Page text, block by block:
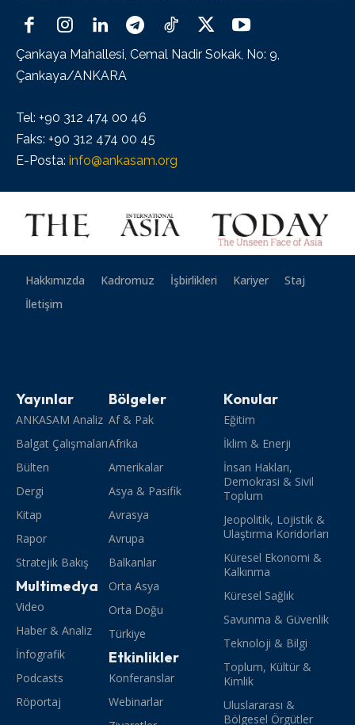
Çankaya Mahallesi, Cemal Nadir Sokak, No: 9,
Çankaya/ANKARA
Tel: +90 312 474 00 46
Faks: +90 312 474 00 45
E-Posta: info@ankasam.org
Hakkımızda Kadromuz İşbirlikleri Kariyer
Staj
İletişim
Yayınlar
ANKASAM Analiz
Balgat Çalışmaları
Bülten
Dergi
Kitap
Rapor
Stratejik Bakış
Multimedya
Video
Haber & Analiz
İnfografik
Podcasts
Röportaj
Bölgeler
Af & Pak
Afrika
Amerikalar
Asya & Pasifik
Avrasya
Avrupa
Balkanlar
Orta Asya
Orta Doğu
Türkiye
Etkinlikler
Konferanslar
Webinarlar
Konular
Eğitim
İklim & Enerji
İnsan Hakları,
Demokrasi & Sivil
Toplum
Jeopolitik, Lojistik &
Ulaştırma Koridorları
Küresel Ekonomi &
Kalkınma
Küresel Sağlık
Savunma & Güvenlik
Teknoloji & Bilgi
Toplum, Kültür &
Kimlik
Uluslararası &
Bölgesel Örgütler